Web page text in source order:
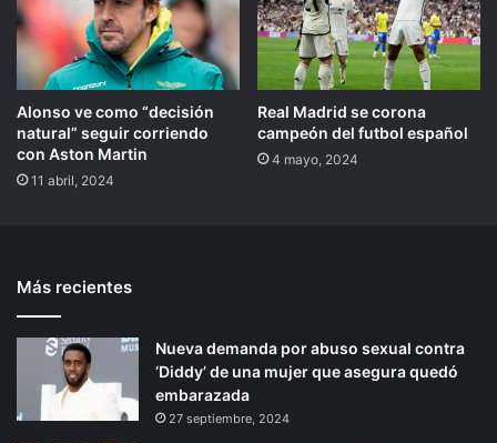
Alonso ve como “decisión
natural” seguir corriendo
con Aston Martin
11 abril, 2024
Real Madrid se corona
campeón del futbol español
4 mayo, 2024
Más recientes
Nueva demanda por abuso sexual contra
‘Diddy’ de una mujer que asegura quedó
embarazada
27 septiembre, 2024